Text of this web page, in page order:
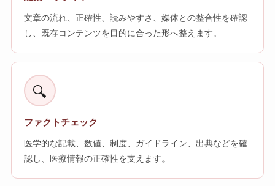
文章の流れ、正確性、読みやすさ、媒体との整合性を確認
し、既存コンテンツを目的に合った形へ整えます。
🔍
ファクトチェック
医学的な記載、数値、制度、ガイドライン、出典などを確
認し、医療情報の正確性を支えます。